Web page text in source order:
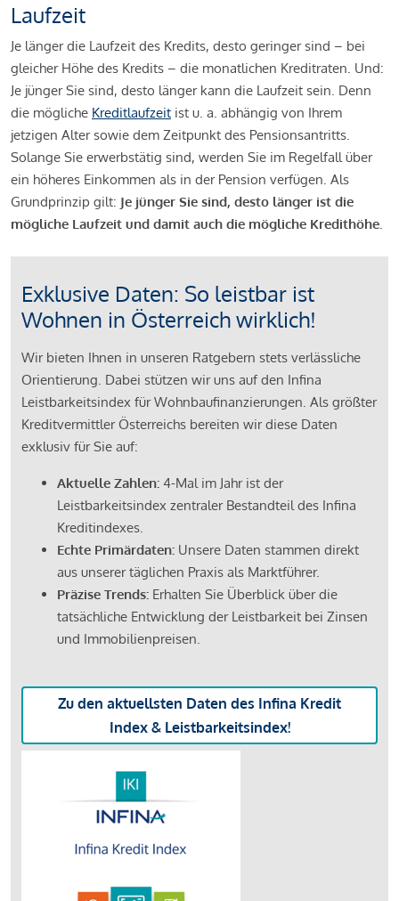
Laufzeit
Je länger die Laufzeit des Kredits, desto geringer sind – bei
gleicher Höhe des Kredits – die monatlichen Kreditraten. Und:
Je jünger Sie sind, desto länger kann die Laufzeit sein. Denn
die mögliche Kreditlaufzeit ist u. a. abhängig von Ihrem
jetzigen Alter sowie dem Zeitpunkt des Pensionsantritts.
Solange Sie erwerbstätig sind, werden Sie im Regelfall über
ein höheres Einkommen als in der Pension verfügen. Als
Grundprinzip gilt: Je jünger Sie sind, desto länger ist die
mögliche Laufzeit und damit auch die mögliche Kredithöhe.
Exklusive Daten: So leistbar ist
Wohnen in Österreich wirklich!
Wir bieten Ihnen in unseren Ratgebern stets verlässliche
Orientierung. Dabei stützen wir uns auf den Infina
Leistbarkeitsindex für Wohnbaufinanzierungen. Als größter
Kreditvermittler Österreichs bereiten wir diese Daten
exklusiv für Sie auf:
Aktuelle Zahlen: 4-Mal im Jahr ist der
Leistbarkeitsindex zentraler Bestandteil des Infina
Kreditindexes.
Echte Primärdaten: Unsere Daten stammen direkt
aus unserer täglichen Praxis als Marktführer.
Präzise Trends: Erhalten Sie Überblick über die
tatsächliche Entwicklung der Leistbarkeit bei Zinsen
und Immobilienpreisen.
Zu den aktuellsten Daten des Infina Kredit
Index & Leistbarkeitsindex!